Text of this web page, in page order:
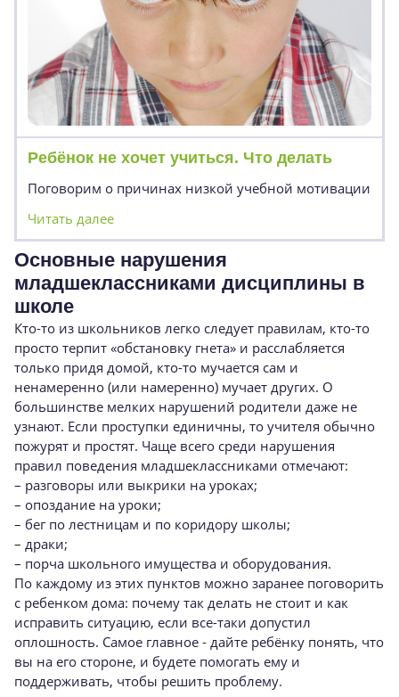
Ребёнок не хочет учиться. Что делать
Поговорим о причинах низкой учебной мотивации
Читать далее
Основные нарушения
младшеклассниками дисциплины в
школе
Кто-то из школьников легко следует правилам, кто-то
просто терпит «обстановку гнета» и расслабляется
только придя домой, кто-то мучается сам и
ненамеренно (или намеренно) мучает других. О
большинстве мелких нарушений родители даже не
узнают. Если проступки единичны, то учителя обычно
пожурят и простят. Чаще всего среди нарушения
правил поведения младшеклассниками отмечают:
– разговоры или выкрики на уроках;
– опоздание на уроки;
– бег по лестницам и по коридору школы;
– драки;
– порча школьного имущества и оборудования.
По каждому из этих пунктов можно заранее поговорить
с ребенком дома: почему так делать не стоит и как
исправить ситуацию, если все-таки допустил
оплошность. Самое главное - дайте ребёнку понять, что
вы на его стороне, и будете помогать ему и
поддерживать, чтобы решить проблему.